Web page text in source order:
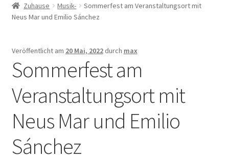
menu
AKTIVITÄTEN
Expand
FES-TE-MITGLIEDER
BUCH
ANMELDEN
Zuhause Musik-
Sommerfest am Veranstaltungsort mit
Neus Mar und Emilio Sánchez
Veröffentlicht am 20 Mai, 2022 durch max
Sommerfest am
Veranstaltungsort mit
Neus Mar und Emilio
Sánchez